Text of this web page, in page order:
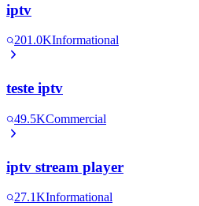
iptv
201.0KInformational
teste iptv
49.5KCommercial
iptv stream player
27.1KInformational